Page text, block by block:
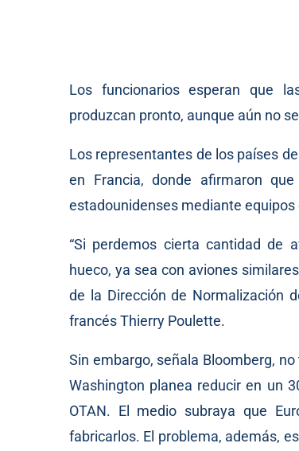
Los funcionarios esperan que
produzcan pronto, aunque aún no
Los representantes de los países
en Francia, donde afirmaron
estadounidenses mediante
“Si perdemos cierta cantidad de
hueco, ya sea con aviones
de la Dirección de Normalización
francés Thierry Poulette.
Sin embargo, señala Bloomberg,
Washington planea reducir en un
OTAN. El medio subraya que
fabricarlos. El problema, además,